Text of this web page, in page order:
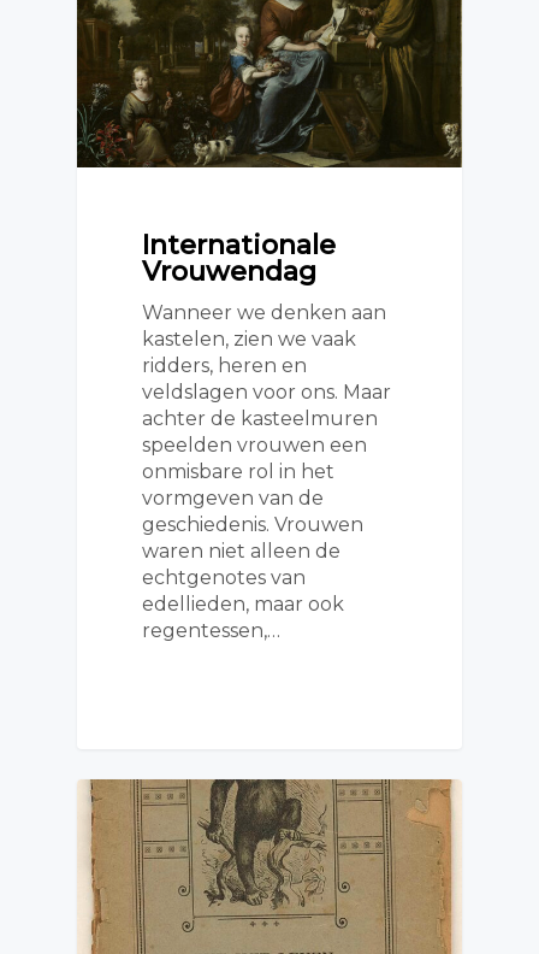
Internationale
Vrouwendag
Wanneer we denken aan
kastelen, zien we vaak
ridders, heren en
veldslagen voor ons. Maar
achter de kasteelmuren
speelden vrouwen een
onmisbare rol in het
vormgeven van de
geschiedenis. Vrouwen
waren niet alleen de
echtgenotes van
edellieden, maar ook
regentessen,…